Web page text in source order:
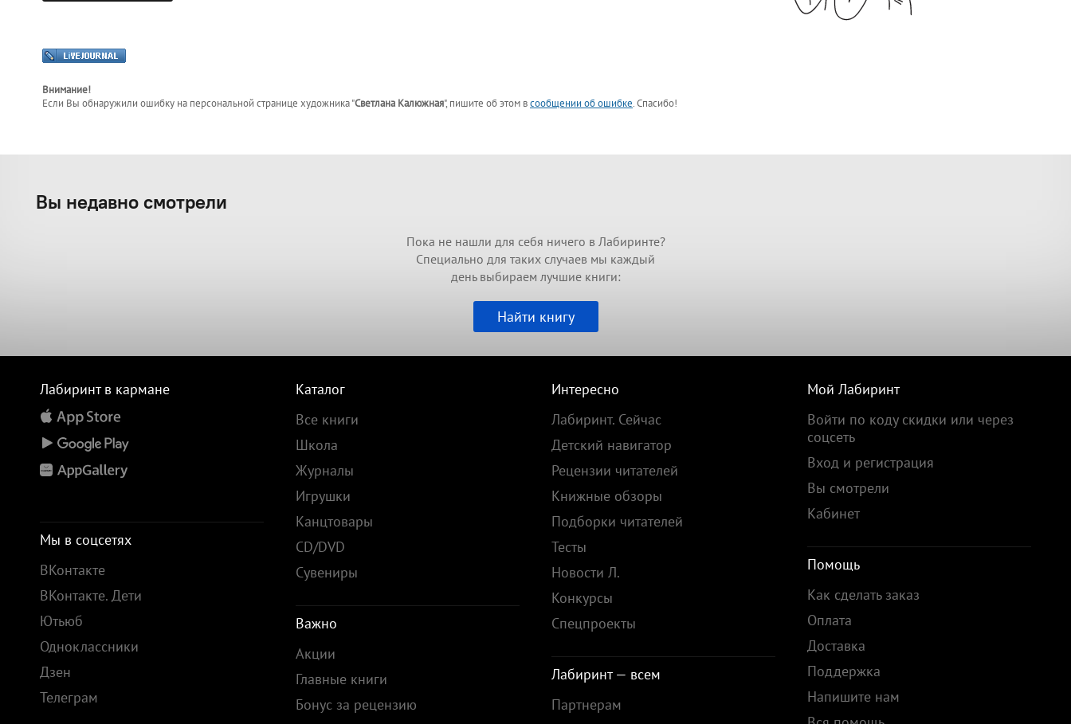
Внимание!
Если Вы обнаружили ошибку на персональной странице художника "Светлана Калюжная", пишите об этом всообщении об ошибке. Спасибо!
Вы недавно смотрели
Пока не нашли для себя ничего в Лабиринте?
Специально для таких случаев мы каждый
день выбираем лучшие книги:
Найти книгу
Лабиринт в кармане
Мы в соцсетях
ВКонтакте
ВКонтакте. Дети
Ютьюб
Одноклассники
Дзен
Телеграм
Каталог
Все книги
Школа
Журналы
Игрушки
Канцтовары
CD/DVD
Сувениры
Важно
Акции
Главные книги
Бонус за рецензию
Интересно
Лабиринт. Сейчас
Детский навигатор
Рецензии читателей
Книжные обзоры
Подборки читателей
Тесты
Новости Л.
Конкурсы
Спецпроекты
Лабиринт — всем
Партнерам
Мой Лабиринт
Войти по коду скидки или через
соцсеть
Вход и регистрация
Вы смотрели
Кабинет
Помощь
Как сделать заказ
Оплата
Доставка
Поддержка
Напишите нам